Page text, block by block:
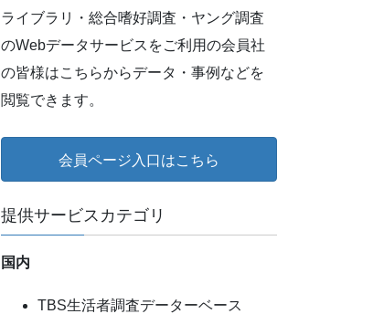
ライブラリ・総合嗜好調査・ヤング調査
のWebデータサービスをご利用の会員社
の皆様はこちらからデータ・事例などを
閲覧できます。
会員ページ入口はこちら
提供サービスカテゴリ
国内
TBS生活者調査データーベース